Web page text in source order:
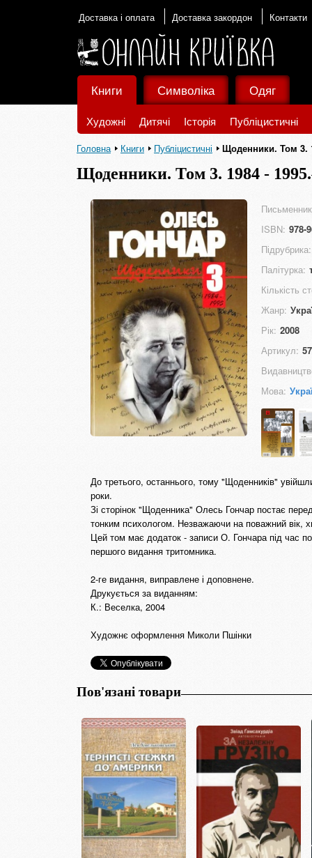
Доставка і оплата Доставка закордон Контакти
Книги
Художні Дитячі Історія Публіцистичні
Символіка Одяг
Головна Книги Публіцистичні Щоденники. Том 3.
Щоденники. Том 3. 1984 - 1995.
ISBN: 978-
Підрубрика:
Палітурка:
Кількість
Жанр:
Рік: 2008
Артикул:
Мова:
До третього, останнього, тому "Щоденників"
роки.
Зі сторінок "Щоденника" Олесь Гончар постає
тонким психологом. Незважаючи на поважний вік,
Цей том має додаток - записи О. Гончара під час
першого видання тритомника.
2-ге видання, виправлене і доповнене.
Друкується за виданням:
К.: Веселка, 2004
Художнє оформлення Миколи Пшінки
Пов'язані товари